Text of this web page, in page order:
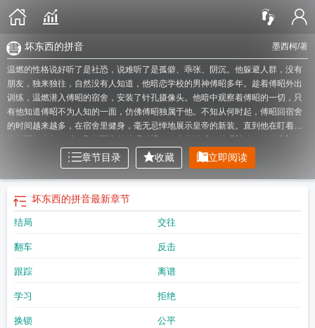
墨西柯/著
坏东西的拼音
温燃的性格说好听了是社恐，说难听了是孤僻、乖张、阴沉。他躲避人群，没有
朋友，独来独往，自然没有人知道，他暗恋学校的男神傅昭多年。趁着傅昭外出
训练，温燃潜入傅昭的宿舍，安装了针孔摄像头。他暗中观察着傅昭的一切，只
有他知道傅昭不为人知的一面，仿佛傅昭独属于他。不知从何时起，傅昭回宿舍
的时间越来越多，在宿舍里健身，毫无忌惮地展示皇帝的新装。直到他在盯着监
傅昭非常擅长伪装，众人都觉得他风光霁月，他也习惯隐藏自己的恶劣。所以他
很早就注意到那个相貌柔美，偷偷注视他的温燃。因为，他们都是见不得光的
人，这是同类的共鸣。他悄无声息地在温燃的身上安装了定位器，看着他训练
时，定位器移动到他宿舍的位置……事情越发有趣了。【你觊觎的人也在觊觎
你，恶人自有恶人磨。】【一场双向奔赴的病情】*篇幅不长，连载期免费，更新
时间随缘，完结后入包月文库。同时连载的文：《谁有心情在废土谈恋爱》关于
生后宿敌非要娶我这件事。双重生，想谋划也谋不明白的受×老婆在身边风平浪静
老婆离开半步就地发疯攻
坏东西by墨西柯txt坏东西的近义词
by墨西柯
蛇是好东西还是坏东西
同义词
坏东西by笔趣阁墨西柯
章节目录 收藏 立即阅读
坏东西的拼音最新章节
结局 交往
翻车 反击
跟踪 离谱
学习 拒绝
换锁 公平